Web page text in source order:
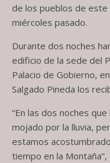
de los pueblos de este
miércoles pasado.
Durante dos noches
edificio de la sede del
Palacio de Gobierno,
Salgado Pineda los
“En las dos noches
mojado por la lluvia,
estamos
tiempo en la